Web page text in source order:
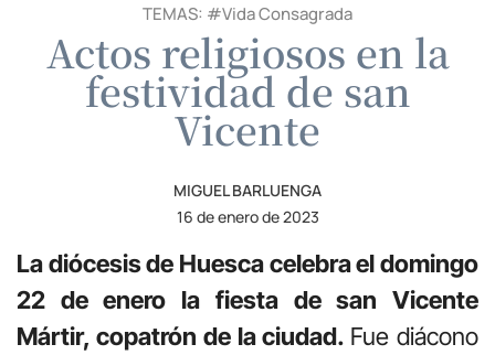
TEMAS: #Vida Consagrada
Actos religiosos en la
festividad de san
Vicente
MIGUEL BARLUENGA
16 de enero de 2023
La diócesis de Huesca celebra el domingo
22 de enero la fiesta de san Vicente
Mártir, copa­trón de la ciudad. Fue diácono